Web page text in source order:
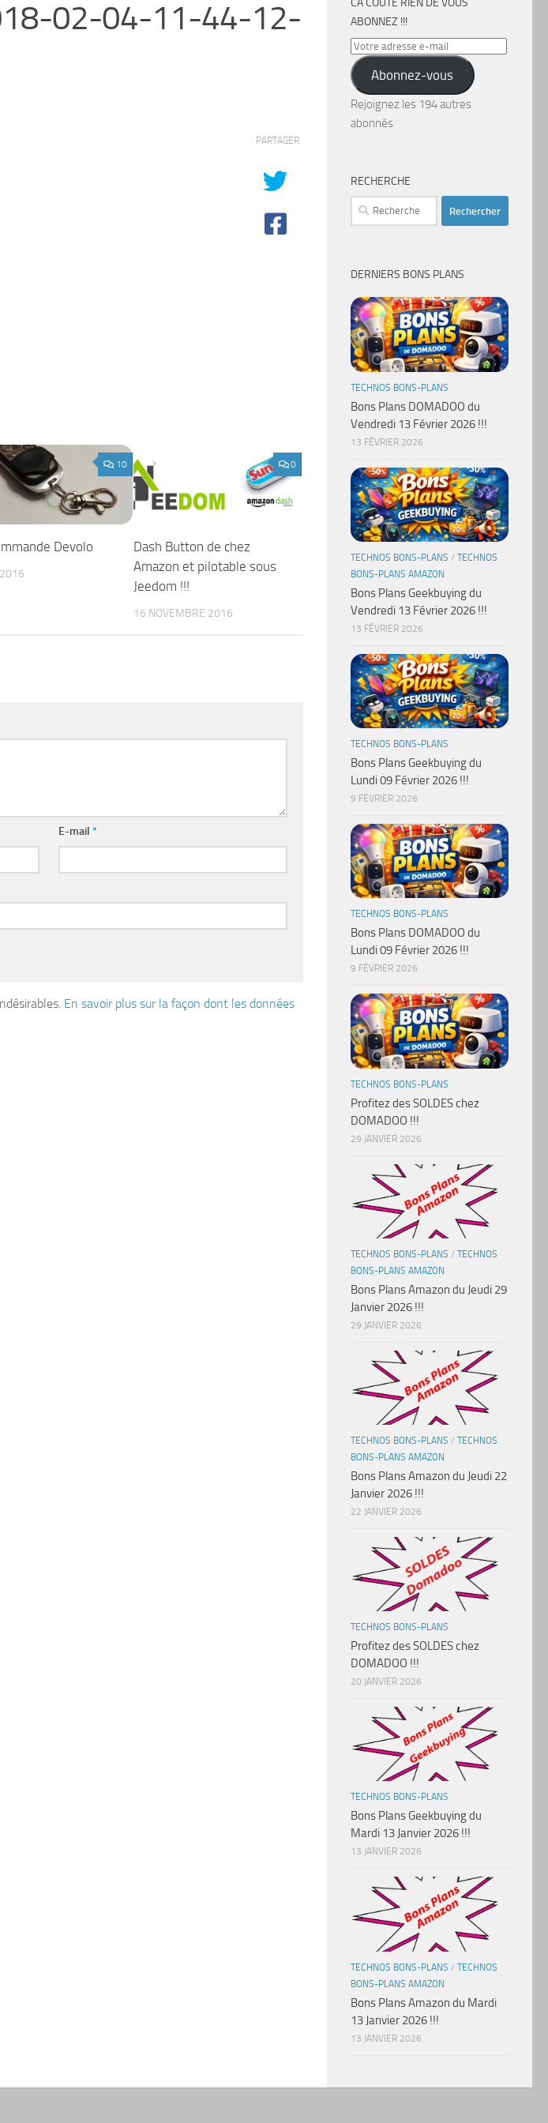
02-04-11-44-12-
PARTAGER
10
Devolo
0
Dash Button de chez
Amazon et pilotable sous
Jeedom !!!
16 NOVEMBRE 2016
E-mail*
En savoir plus sur la façon dont les données
CA COÛTE RIEN DE VOUS
ABONNEZ !!!
Votre
adresse
e-
mail
Abonnez-vous
Rejoignez les 194 autres
abonnés
RECHERCHE
Rechercher :
DERNIERS BONS PLANS
TECHNOS BONS-PLANS
Bons Plans DOMADOO du
Vendredi 13 Février 2026 !!!
13 FÉVRIER 2026
TECHNOS BONS-PLANS / TECHNOS
BONS-PLANS AMAZON
Bons Plans Geekbuying du
Vendredi 13 Février 2026 !!!
13 FÉVRIER 2026
TECHNOS BONS-PLANS
Bons Plans Geekbuying du
Lundi 09 Février 2026 !!!
9 FÉVRIER 2026
TECHNOS BONS-PLANS
Bons Plans DOMADOO du
Lundi 09 Février 2026 !!!
9 FÉVRIER 2026
TECHNOS BONS-PLANS
Profitez des SOLDES chez
DOMADOO !!!
29 JANVIER 2026
TECHNOS BONS-PLANS / TECHNOS
BONS-PLANS AMAZON
Bons Plans Amazon du Jeudi 29
Janvier 2026 !!!
29 JANVIER 2026
TECHNOS BONS-PLANS / TECHNOS
BONS-PLANS AMAZON
Bons Plans Amazon du Jeudi 22
Janvier 2026 !!!
22 JANVIER 2026
TECHNOS BONS-PLANS
Profitez des SOLDES chez
DOMADOO !!!
20 JANVIER 2026
TECHNOS BONS-PLANS
Bons Plans Geekbuying du
Mardi 13 Janvier 2026 !!!
13 JANVIER 2026
TECHNOS BONS-PLANS / TECHNOS
BONS-PLANS AMAZON
Bons Plans Amazon du Mardi
13 Janvier 2026 !!!
13 JANVIER 2026